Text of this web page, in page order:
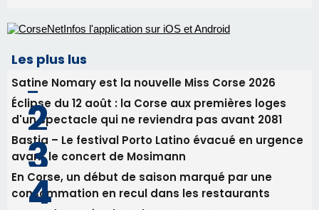
consommation en recul dans les restaurants
face à une nouvelle escroquerie au faux vendeur de
vin
Newsletter
Inscrivez-vous à la newsletter de CNI et recevez par
email les infos les plus importantes et une sélection de
nos meilleurs articles